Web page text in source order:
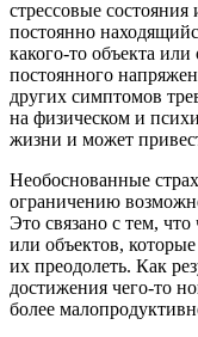
стрессовые состояния
постоянно
какого-то объекта
постоянного
других симптомов
на физическом и
жизни и может
Необоснованные
ограничению
Это связано с тем, что
или объектов,
их преодолеть. Как
достижения чего-то
более